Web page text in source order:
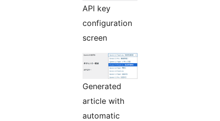
API key
configuration
screen
Generated
article with
automatic